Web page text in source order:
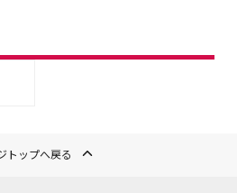
トップへ戻る